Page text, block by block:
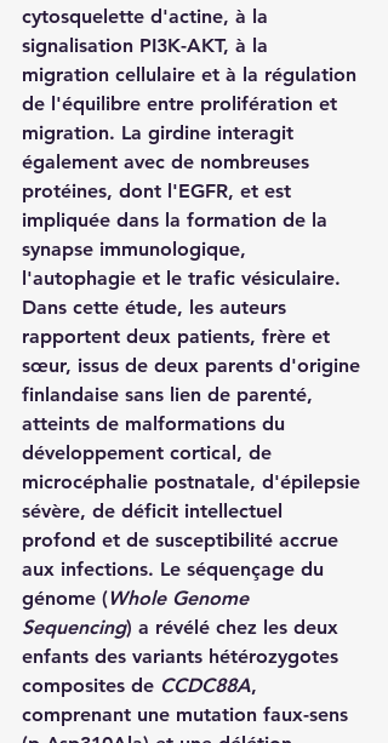
cytosquelette d'actine, à la
signalisation PI3K-AKT, à la
migration cellulaire et à la régulation
de l'équilibre entre prolifération et
migration. La girdine interagit
également avec de nombreuses
protéines, dont l'EGFR, et est
impliquée dans la formation de la
synapse immunologique,
l'autophagie et le trafic vésiculaire.
Dans cette étude, les auteurs
rapportent deux patients, frère et
sœur, issus de deux parents d'origine
finlandaise sans lien de parenté,
atteints de malformations du
développement cortical, de
microcéphalie postnatale, d'épilepsie
sévère, de déficit intellectuel
profond et de susceptibilité accrue
aux infections. Le séquençage du
génome (Whole Genome
Sequencing) a révélé chez les deux
enfants des variants hétérozygotes
composites de CCDC88A,
comprenant une mutation faux-sens